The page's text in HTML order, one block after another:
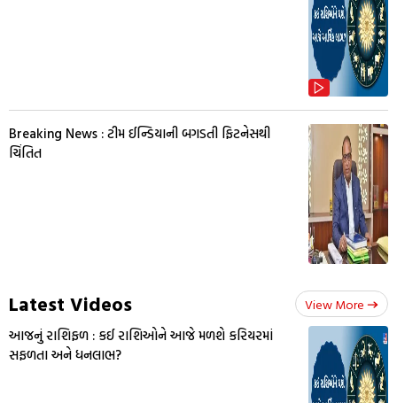
Breaking News : ટીમ ઈન્ડિયાની બગડતી ફિટનેસથી
ચિંતિત
Latest Videos View More
આજનું રાશિફળ : કઈ રાશિઓને આજે મળશે કરિયરમાં
સફળતા અને ધનલાભ?